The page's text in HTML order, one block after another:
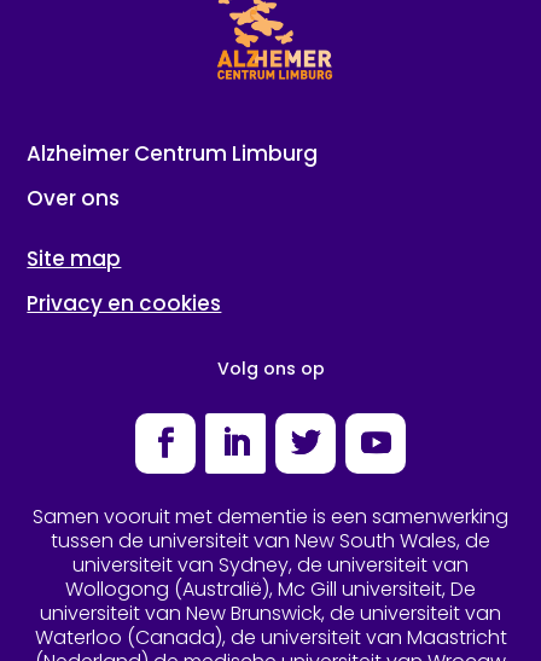
Alzheimer Centrum Limburg
Over ons
Site map
Privacy en cookies
Volg ons op
Samen vooruit met dementie is een samenwerking
tussen de universiteit van New South Wales, de
universiteit van Sydney, de universiteit van
Wollogong (Australië), Mc Gill universiteit, De
universiteit van New Brunswick, de universiteit van
Waterloo (Canada), de universiteit van Maastricht